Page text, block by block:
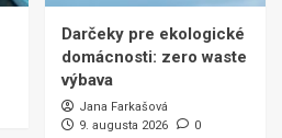
Darčeky pre ekologické
domácnosti: zero waste
výbava
Jana Farkašová
9. augusta 2026
0